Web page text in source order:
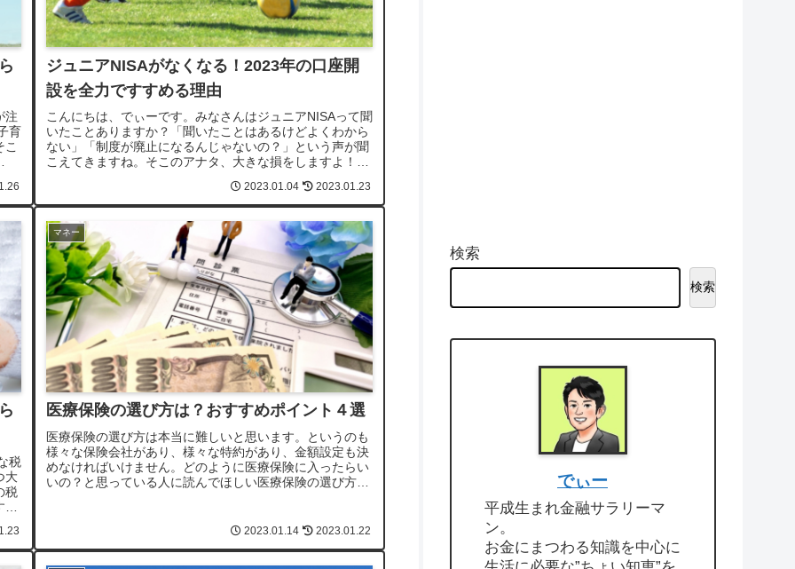
注
育
こ
ジュニアNISAがなくなる！2023年の口座開
設を全力ですすめる理由
こんにちは、でぃーです。みなさんはジュニアNISAって聞
いたことありますか？「聞いたことはあるけどよくわから
ない」「制度が廃止になるんじゃないの？」という声が聞
こえてきますね。そこのアナタ、大きな損をしますよ！制
2023.01.04 2023.01.23
税
大
税
マネー
医療保険の選び方は？おすすめポイント４選
医療保険の選び方は本当に難しいと思います。というのも
様々な保険会社があり、様々な特約があり、金額設定も決
めなければいけません。どのように医療保険に入ったらい
いの？と思っている人に読んでほしい医療保険の選び方を
2023.01.14 2023.01.22
検索
検索
でぃー
平成生まれ金融サラリーマ
ン。
お金にまつわる知識を中心に